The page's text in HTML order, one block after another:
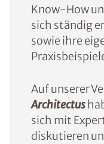
Know-How
sich ständig
sowie ihre
Auf unserer
Architectus
sich mit
diskutieren